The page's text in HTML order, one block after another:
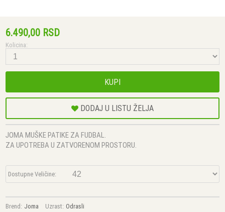
6.490,00 RSD
Kolicina:
KUPI
DODAJ U LISTU ŽELJA
JOMA MUŠKE PATIKE ZA FUDBAL.
ZA UPOTREBA U ZATVORENOM PROSTORU.
Dostupne Veličine:
Brend: Joma Uzrast: Odrasli